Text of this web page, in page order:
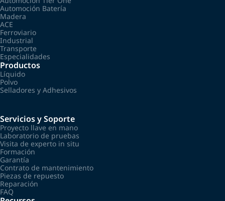
Automoción Batería
Madera
ACE
Ferroviario
Industrial
Transporte
Especialidades
Productos
Líquido
Polvo
Selladores y Adhesivos
Servicios y Soporte
Proyecto llave en mano
Laboratorio de pruebas
Visita de experto in situ
Formación
Garantía
Contrato de mantenimiento
Piezas de repuesto
Reparación
FAQ